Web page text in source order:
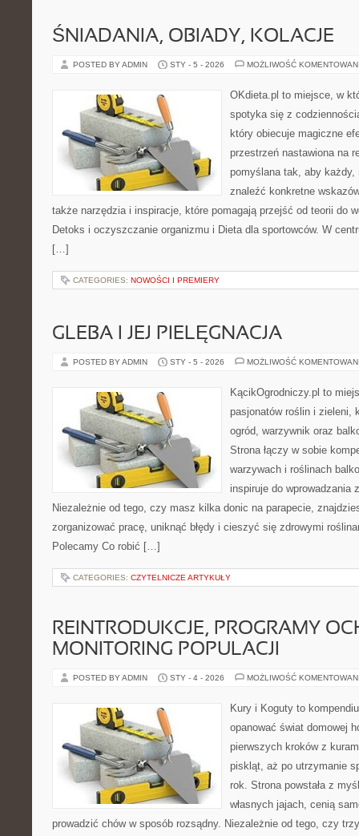
ŚNIADANIA, OBIADY, KOLACJE
POSTED BY ADMIN STY - 5 - 2026 MOŻLIWOŚĆ
OKdieta.pl to miejsce, w
spotyka się z
który obiecuje magiczne
przestrzeń nastawiona na
pomyślana tak, aby każdy,
znaleźć konkretne
także narzędzia i inspiracje, które pomagają przejść od teorii do
Detoks i oczyszczanie organizmu i Dieta dla sportowców. W
[…]
CATEGORIES: NOWOŚCI I PREMIERY
GLEBA I JEJ PIELĘGNACJA
POSTED BY ADMIN STY - 5 - 2026 MOŻLIWOŚĆ
KącikOgrodniczy.pl to
pasjonatów roślin i zieleni,
ogród, warzywnik oraz
Strona łączy w sobie
warzywach i roślinach
inspiruje do wprowadzania
Niezależnie od tego, czy masz kilka donic na parapecie,
zorganizować pracę, uniknąć błędy i cieszyć się zdrowymi
Polecamy Co robić […]
CATEGORIES: CZYTELNICZE ARTYKUŁY
REINTRODUKCJE, PROGRAMY
MONITORING POPULACJI
POSTED BY ADMIN STY - 4 - 2026 MOŻLIWOŚĆ
Kury i Koguty to
opanować świat domowej
pierwszych kroków z
piskląt, aż po utrzymanie
rok. Strona powstała z
własnych jajach, cenią
prowadzić chów w sposób rozsądny. Niezależnie od tego, czy